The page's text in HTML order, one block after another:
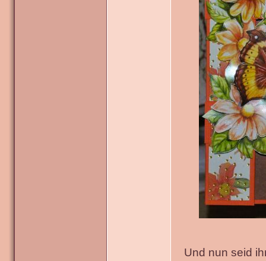
Und nun seid